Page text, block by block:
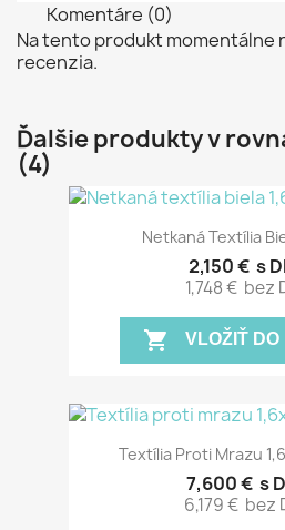
Komentáre (0)
Na tento produkt momentálne
recenzia.
Ďalšie produkty v
(4)
Netkaná Textília
2,150 € s
1,748 € bez
shopping_cart VLOŽIŤ DO
Textília Proti Mrazu
7,600 € s
6,179 € bez